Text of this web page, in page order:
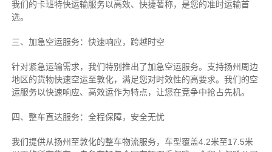
我们的卡班特快运输服务以高效、快捷著称，是您的准时运输首
选。
三、加急空运服务：快速响应，跨越时空
针对紧急运输需求，我们特别推出了加急空运服务。支持扬州周边
地区的货物快速空运至敦化，满足您对时效性的高要求。我们的空
运服务以快速响应、高效运作为特点，让您在竞争中抢占先机。
四、整车直达服务：全程保障，安全无忧
我们提供从扬州至敦化的整车物流服务，车型覆盖4.2米至17.5米